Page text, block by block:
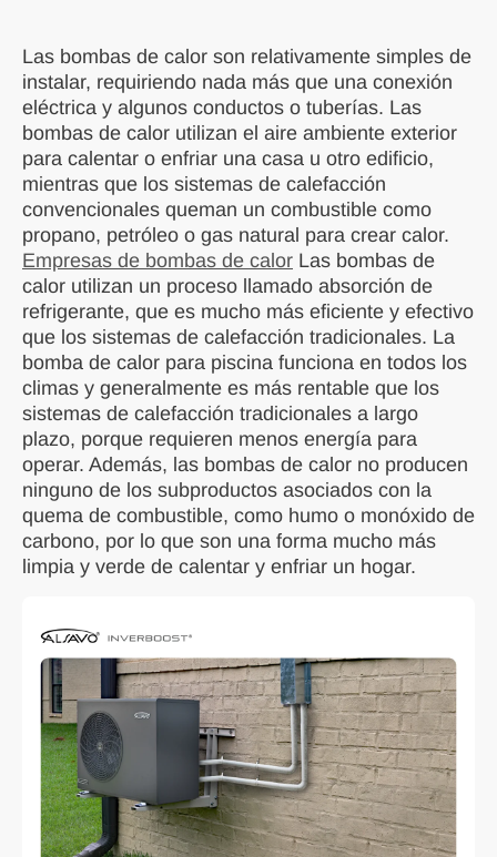
Las bombas de calor son relativamente simples de
instalar, requiriendo nada más que una conexión
eléctrica y algunos conductos o tuberías. Las
bombas de calor utilizan el aire ambiente exterior
para calentar o enfriar una casa u otro edificio,
mientras que los sistemas de calefacción
convencionales queman un combustible como
propano, petróleo o gas natural para crear calor.
Empresas de bombas de calor Las bombas de
calor utilizan un proceso llamado absorción de
refrigerante, que es mucho más eficiente y efectivo
que los sistemas de calefacción tradicionales. La
bomba de calor para piscina funciona en todos los
climas y generalmente es más rentable que los
sistemas de calefacción tradicionales a largo
plazo, porque requieren menos energía para
operar. Además, las bombas de calor no producen
ninguno de los subproductos asociados con la
quema de combustible, como humo o monóxido de
carbono, por lo que son una forma mucho más
limpia y verde de calentar y enfriar un hogar.